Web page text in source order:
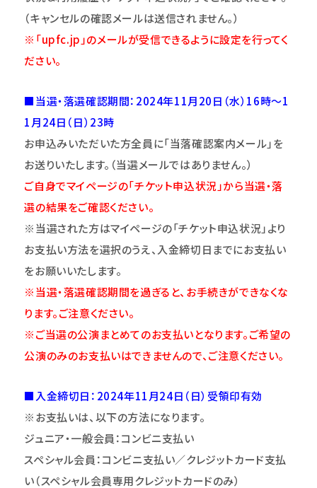
（キャンセルの確認メールは送信されません。）
※「upfc.jp」のメールが受信できるように設定を行ってく
ださい。
■当選・落選確認期間：2024年11月20日（水）16時～1
1月24日（日）23時
お申込みいただいた方全員に「当落確認案内メール」を
お送りいたします。（当選メールではありません。）
ご自身でマイページの「チケット申込状況」から当選・落
選の結果をご確認ください。
※当選された方はマイページの「チケット申込状況」より
お支払い方法を選択のうえ、入金締切日までにお支払い
をお願いいたします。
※当選・落選確認期間を過ぎると、お手続きができなくな
ります。ご注意ください。
※ご当選の公演まとめてのお支払いとなります。ご希望の
公演のみのお支払いはできませんので、ご注意ください。
■入金締切日：2024年11月24日（日） 受領印有効
※お支払いは、以下の方法になります。
ジュニア・一般会員：コンビニ支払い
スペシャル会員：コンビニ支払い／クレジットカード支払
い（スペシャル会員専用クレジットカードのみ）